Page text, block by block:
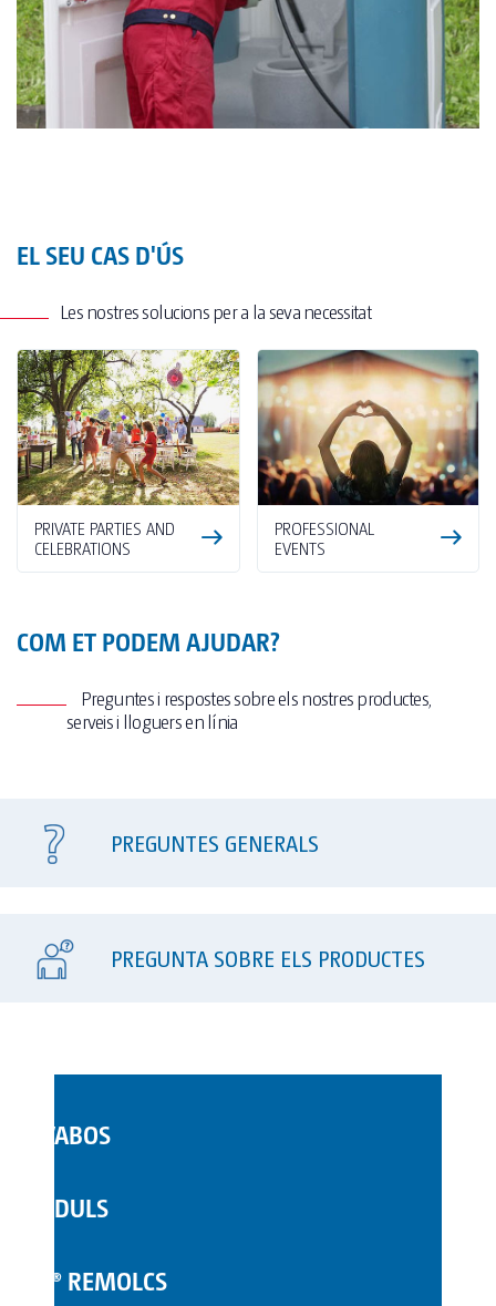
EL SEU CAS D'ÚS
Les nostres solucions per a la seva necessitat
PRIVATE PARTIES AND
CELEBRATIONS
PROFESSIONAL
EVENTS
COM ET PODEM AJUDAR?
Preguntes i respostes sobre els nostres productes,
serveis i lloguers en línia
PREGUNTES GENERALS
PREGUNTA SOBRE ELS PRODUCTES
LAVABOS
MÒDULS
TOI® REMOLCS